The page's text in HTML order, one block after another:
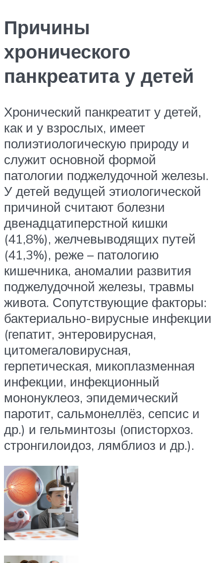
Причины
хронического
панкреатита у детей
Хронический панкреатит у детей,
как и у взрослых, имеет
полиэтиологическую природу и
служит основной формой
патологии поджелудочной железы.
У детей ведущей этиологической
причиной считают болезни
двенадцатиперстной кишки
(41,8%), желчевыводящих путей
(41,3%), реже – патологию
кишечника, аномалии развития
поджелудочной железы, травмы
живота. Сопутствующие факторы:
бактериально-вирусные инфекции
(гепатит, энтеровирусная,
цитомегаловирусная,
герпетическая, микоплазменная
инфекции, инфекционный
мононуклеоз, эпидемический
паротит, сальмонеллёз, сепсис и
др.) и гельминтозы (описторхоз.
стронгилоидоз, лямблиоз и др.).